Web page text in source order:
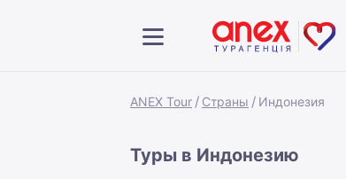
ANEX Tour Страны Индонезия
Туры в Индонезию